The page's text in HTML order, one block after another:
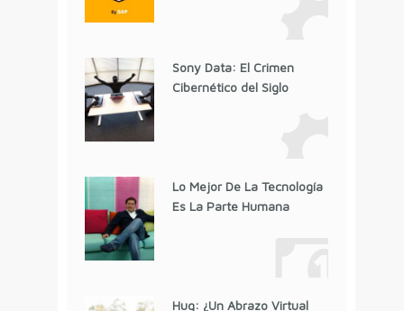
Sony Data: El Crimen
Cibernético del Siglo
Lo Mejor De La Tecnología
Es La Parte Humana
Hug: ¿Un Abrazo Virtual